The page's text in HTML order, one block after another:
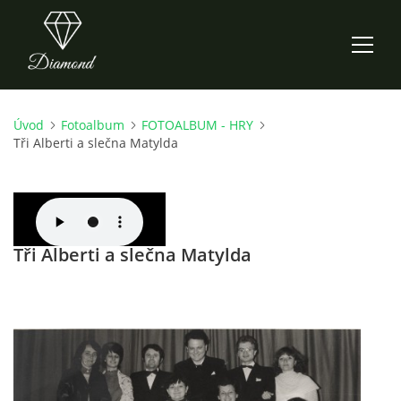
ÚVOD
O NÁS
CO NOVÉHO ZKOUŠÍME
Úvod Fotoalbum
FOTOALBUM - HRY
Tři Alberti a slečna Matylda
Tři Alberti a slečna Matylda